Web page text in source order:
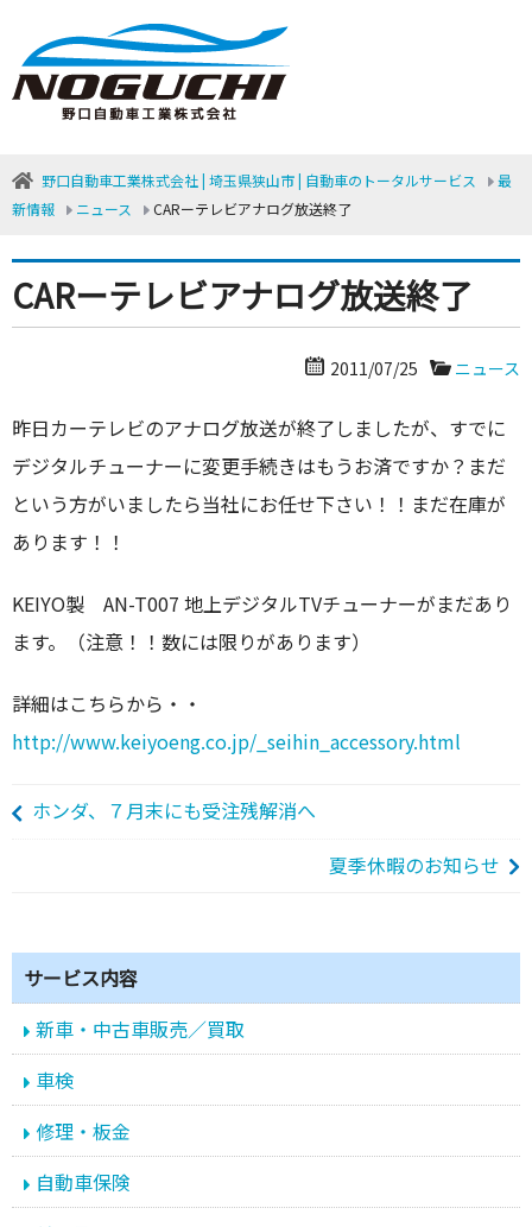
野口自動車工業株式会社 | 埼玉県狭山市 | 自動車のトータルサービス
最
新情報
ニュース CARーテレビアナログ放送終了
CARーテレビアナログ放送終了
2011/07/25 ニュース
昨日カーテレビのアナログ放送が終了しましたが、すでに
デジタルチューナーに変更手続きはもうお済ですか？まだ
という方がいましたら当社にお任せ下さい！！まだ在庫が
あります！！
KEIYO製 AN-T007 地上デジタルTVチューナーがまだあり
ます。（注意！！数には限りがあります）
詳細はこちらから・・
http://www.keiyoeng.co.jp/_seihin_accessory.html
ホンダ、７月末にも受注残解消へ
夏季休暇のお知らせ
サービス内容
新車・中古車販売／買取
車検
修理・板金
自動車保険